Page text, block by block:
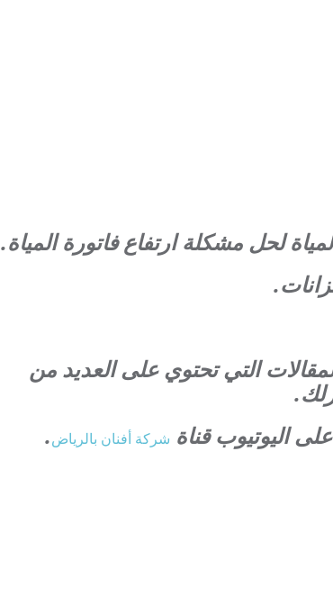
لحل مشكلة ارتفاع فاتورة المياة.
التي تحتوي على العديد من
اليوتيوب قناة شركة أفنان بالرياض.